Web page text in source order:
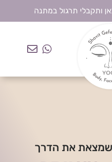
ותקבלי תרגול במתנה
את הדרך